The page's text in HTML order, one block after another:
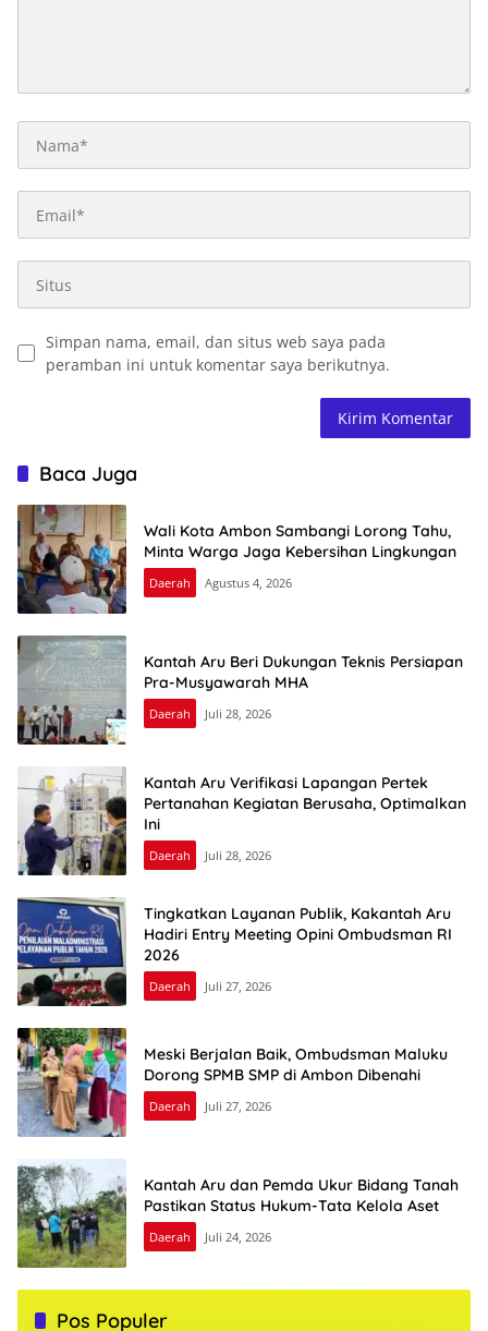
Simpan nama, email, dan situs web saya pada
peramban ini untuk komentar saya berikutnya.
Baca Juga
Wali Kota Ambon Sambangi Lorong Tahu,
Minta Warga Jaga Kebersihan Lingkungan
Daerah Agustus 4, 2026
Kantah Aru Beri Dukungan Teknis Persiapan
Pra-Musyawarah MHA
Daerah Juli 28, 2026
Kantah Aru Verifikasi Lapangan Pertek
Pertanahan Kegiatan Berusaha, Optimalkan
Ini
Daerah Juli 28, 2026
Tingkatkan Layanan Publik, Kakantah Aru
Hadiri Entry Meeting Opini Ombudsman RI
2026
Daerah Juli 27, 2026
Meski Berjalan Baik, Ombudsman Maluku
Dorong SPMB SMP di Ambon Dibenahi
Daerah Juli 27, 2026
Kantah Aru dan Pemda Ukur Bidang Tanah
Pastikan Status Hukum-Tata Kelola Aset
Daerah Juli 24, 2026
Pos Populer